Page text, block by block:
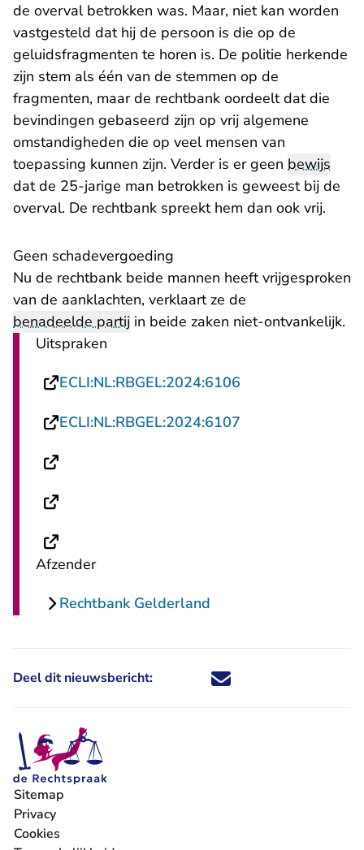
de overval betrokken was. Maar, niet kan worden
vastgesteld dat hij de persoon is die op de
geluidsfragmenten te horen is. De politie herkende
zijn stem als één van de stemmen op de
fragmenten, maar de rechtbank oordeelt dat die
bevindingen gebaseerd zijn op vrij algemene
omstandigheden die op veel mensen van
toepassing kunnen zijn. Verder is er geen bewijs
dat de 25-jarige man betrokken is geweest bij de
overval. De rechtbank spreekt hem dan ook vrij.
Geen schadevergoeding
Nu de rechtbank beide mannen heeft vrijgesproken
van de aanklachten, verklaart ze de
benadeelde partij in beide zaken niet-ontvankelijk.
Uitspraken
ECLI:NL:RBGEL:2024:6106
ECLI:NL:RBGEL:2024:6107
Afzender
Rechtbank Gelderland
Deel dit nieuwsbericht: Deel dit nieuwsbericht via X -
Deel dit nieuwsbericht via
Deel dit nieuwsbericht
Deel dit
Sitemap
Privacy
Cookies